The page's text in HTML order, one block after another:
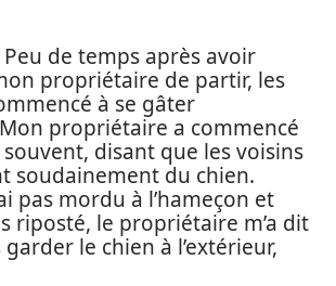
Peu de temps après avoir
propriétaire de partir, les
à se gâter
propriétaire a commencé
disant que les voisins
soudainement du chien.
pas mordu à l’hameçon et
riposté, le propriétaire m’a dit
le chien à l’extérieur,